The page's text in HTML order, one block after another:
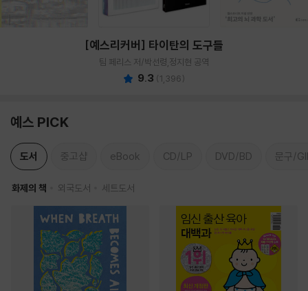
[예스리커버] 타이탄의 도구들
팀 페리스 저/박선령,정지현 공역
9.3 (1,396)
예스 PICK
도서 중고샵 eBook CD/LP DVD/BD 문구/
화제의 책 외국도서 세트도서